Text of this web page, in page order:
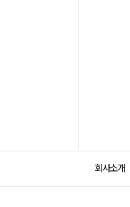
회사소개